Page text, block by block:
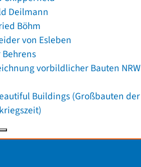
Deilmann
Böhm
von Esleben
vorbildlicher Bauten NRW
Buildings (Großbauten der